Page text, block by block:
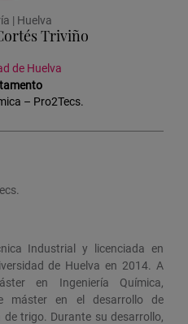
| Huelva
Triviño
de Huelva
– Pro2Tecs.
Industrial y licenciada en
de Huelva en 2014. A
en Ingeniería Química,
máster en el desarrollo de
trigo. Durante su desarrollo,